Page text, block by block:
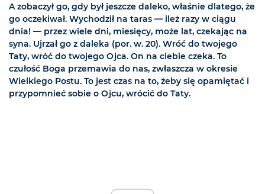
A zobaczył go, gdy był jeszcze daleko, właśnie dlatego, że
go oczekiwał. Wychodził na taras — ileż razy w ciągu
dnia! — przez wiele dni, miesięcy, może lat, czekając na
syna. Ujrzał go z daleka (por. w. 20). Wróć do twojego
Taty, wróć do twojego Ojca. On na ciebie czeka. To
czułość Boga przemawia do nas, zwłaszcza w okresie
Wielkiego Postu. To jest czas na to, żeby się opamiętać i
przypomnieć sobie o Ojcu, wrócić do Taty.